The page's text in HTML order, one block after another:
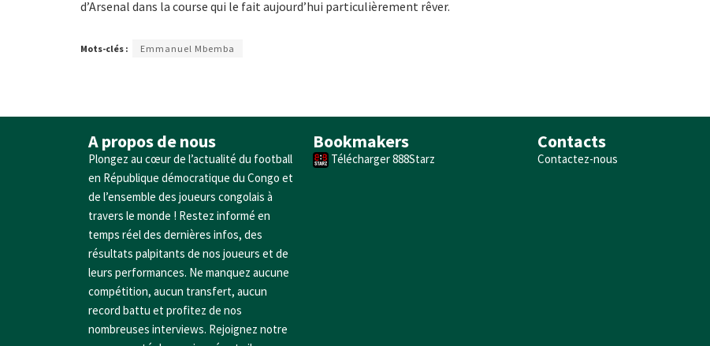
d’Arsenal dans la course qui le fait aujourd’hui particulièrement rêver.
Mots-clés : Emmanuel Mbemba
A propos de nous
Plongez au cœur de l’actualité du football
en République démocratique du Congo et
de l’ensemble des joueurs congolais à
travers le monde ! Restez informé en
temps réel des dernières infos, des
résultats palpitants de nos joueurs et de
leurs performances. Ne manquez aucune
compétition, aucun transfert, aucun
record battu et profitez de nos
nombreuses interviews. Rejoignez notre
Bookmakers
Télécharger 888Starz
Contacts
Contactez-nous